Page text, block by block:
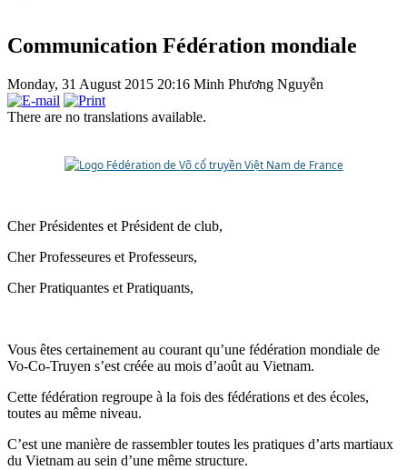
Communication Fédération mondiale
Monday, 31 August 2015 20:16 Minh Phương Nguyễn
There are no translations available.
Cher Présidentes et Président de club,
Cher Professeures et Professeurs,
Cher Pratiquantes et Pratiquants,
Vous êtes certainement au courant qu’une fédération mondiale de
Vo-Co-Truyen s’est créée au mois d’août au Vietnam.
Cette fédération regroupe à la fois des fédérations et des écoles,
toutes au même niveau.
C’est une manière de rassembler toutes les pratiques d’arts martiaux
du Vietnam au sein d’une même structure.